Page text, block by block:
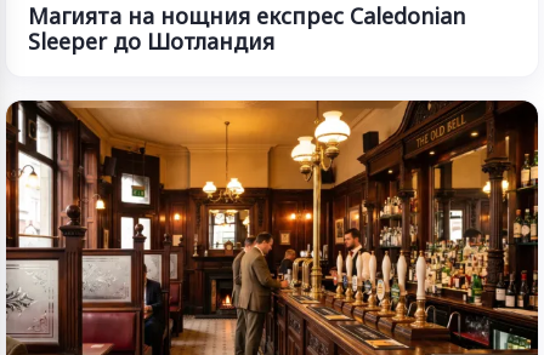
Магията на нощния експрес Caledonian
Sleeper до Шотландия